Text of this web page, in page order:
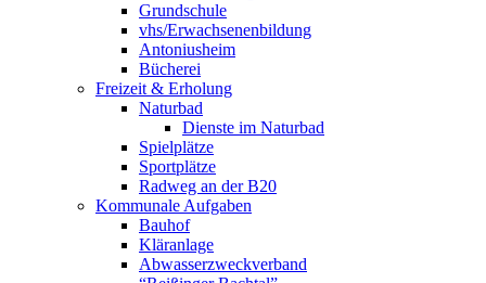
Grundschule
vhs/Erwachsenenbildung
Antoniusheim
Bücherei
Freizeit & Erholung
Naturbad
Dienste im Naturbad
Spielplätze
Sportplätze
Radweg an der B20
Kommunale Aufgaben
Bauhof
Kläranlage
Abwasserzweckverband